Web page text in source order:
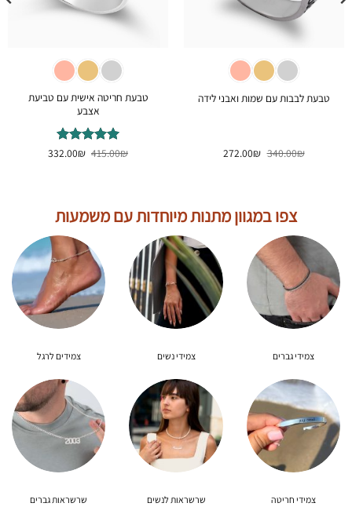
טבעת לבבות עם שמות ואבני לידה
340.00₪ המחיר
המקורי
272.00₪ המחיר
טבעת חריטה אישית עם טביעת
אצבע
דורג5 מתוך 415.00₪ המחיר
המקורי
332.00₪
צפו במגוון מתנות מיוחדות עם משמעות
צמידי גברים צמידי נשים צמידים לרגל
צמידי חריטה שרשראות לנשים שרשראות גברים